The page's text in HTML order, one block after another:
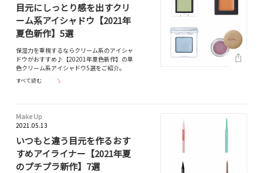
目元にしっとり感を出すクリ
ーム系アイシャドウ【2021年
夏色新作】5選
保湿力を重視するならクリーム系のアイシャ
ドウがおすすめ♪【20201年夏色新作】の単
色クリーム系アイシャドウ5選をご紹介。
すべて読む
Make Up
2021.05.13
いつもと違う目元を作るおす
すめアイライナー【2021年夏
のプチプラ新作】7選